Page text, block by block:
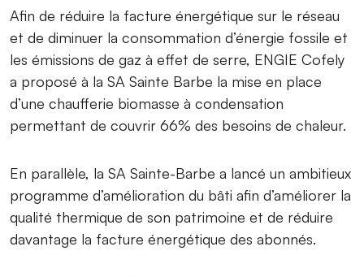
Afin de réduire la facture énergétique sur le réseau
et de diminuer la consommation d’énergie fossile et
les émissions de gaz à effet de serre, ENGIE Cofely
a proposé à la SA Sainte Barbe la mise en place
d’une chaufferie biomasse à condensation
permettant de couvrir 66% des besoins de chaleur.
En parallèle, la SA Sainte-Barbe a lancé un ambitieux
programme d’amélioration du bâti afin d’améliorer la
qualité thermique de son patrimoine et de réduire
davantage la facture énergétique des abonnés.